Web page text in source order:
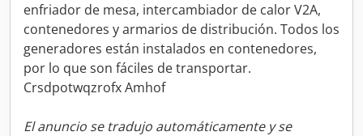
enfriador de mesa, intercambiador de calor V2A,
contenedores y armarios de distribución. Todos los
generadores están instalados en contenedores,
por lo que son fáciles de transportar.
Crsdpotwqzrofx Amhof
El anuncio se tradujo automáticamente y se